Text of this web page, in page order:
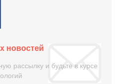
новостей
рассылку и будьте в курсе